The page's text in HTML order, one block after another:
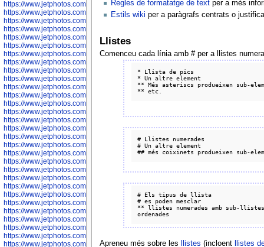
https://www.jetphotos.com/photographer/598346
https://www.jetphotos.com/photographer/598349
https://www.jetphotos.com/photographer/598357
https://www.jetphotos.com/photographer/598366
https://www.jetphotos.com/photographer/598372
https://www.jetphotos.com/photographer/598374
https://www.jetphotos.com/photographer/598378
https://www.jetphotos.com/photographer/600028
https://www.jetphotos.com/photographer/600031
https://www.jetphotos.com/photographer/600032
https://www.jetphotos.com/photographer/600034
https://www.jetphotos.com/photographer/600036
https://www.jetphotos.com/photographer/600037
https://www.jetphotos.com/photographer/600039
https://www.jetphotos.com/photographer/600041
https://www.jetphotos.com/photographer/600042
https://www.jetphotos.com/photographer/600045
https://www.jetphotos.com/photographer/600046
https://www.jetphotos.com/photographer/600047
https://www.jetphotos.com/photographer/600048
https://www.jetphotos.com/photographer/600050
https://www.jetphotos.com/photographer/600051
https://www.jetphotos.com/photographer/600052
https://www.jetphotos.com/photographer/600053
https://www.jetphotos.com/photographer/600055
https://www.jetphotos.com/photographer/600057
https://www.jetphotos.com/photographer/600641
https://www.jetphotos.com/photographer/600644
https://www.jetphotos.com/photographer/600645
https://www.jetphotos.com/photographer/600646
Regles de formatatge de textper a més
Estils wiki per a paràgrafs centrats o
Llistes
Comenceu cada línia amb # per a llistes
* Llista de pics
* Un altre element
** Més asteriscs produeixen sub-
# Llistes numerades
# Un altre element
# Els tipus de llista
# es poden mesclar
** llistes numerades amb sub-
Apreneu més sobre les llistes (incloent llistes